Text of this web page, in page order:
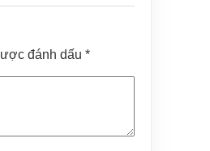
đánh dấu *